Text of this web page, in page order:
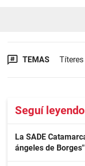
TEMAS Títeres
Seguí leyendo
La SADE
ángeles de Borges"